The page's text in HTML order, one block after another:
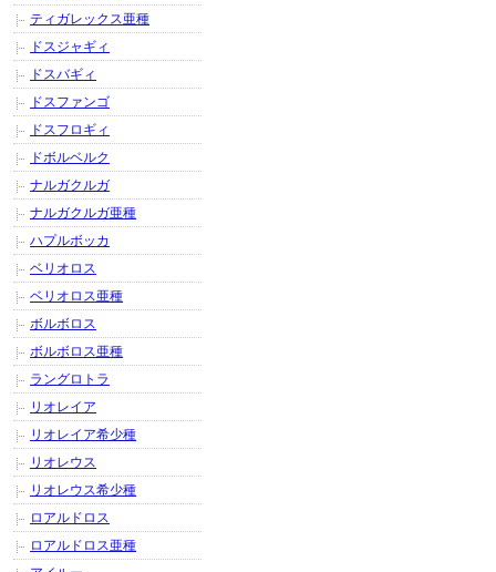
ティガレックス亜種
ドスジャギィ
ドスバギィ
ドスファンゴ
ドスフロギィ
ドボルベルク
ナルガクルガ
ナルガクルガ亜種
ハプルボッカ
ベリオロス
ベリオロス亜種
ボルボロス
ボルボロス亜種
ラングロトラ
リオレイア
リオレイア希少種
リオレウス
リオレウス希少種
ロアルドロス
ロアルドロス亜種